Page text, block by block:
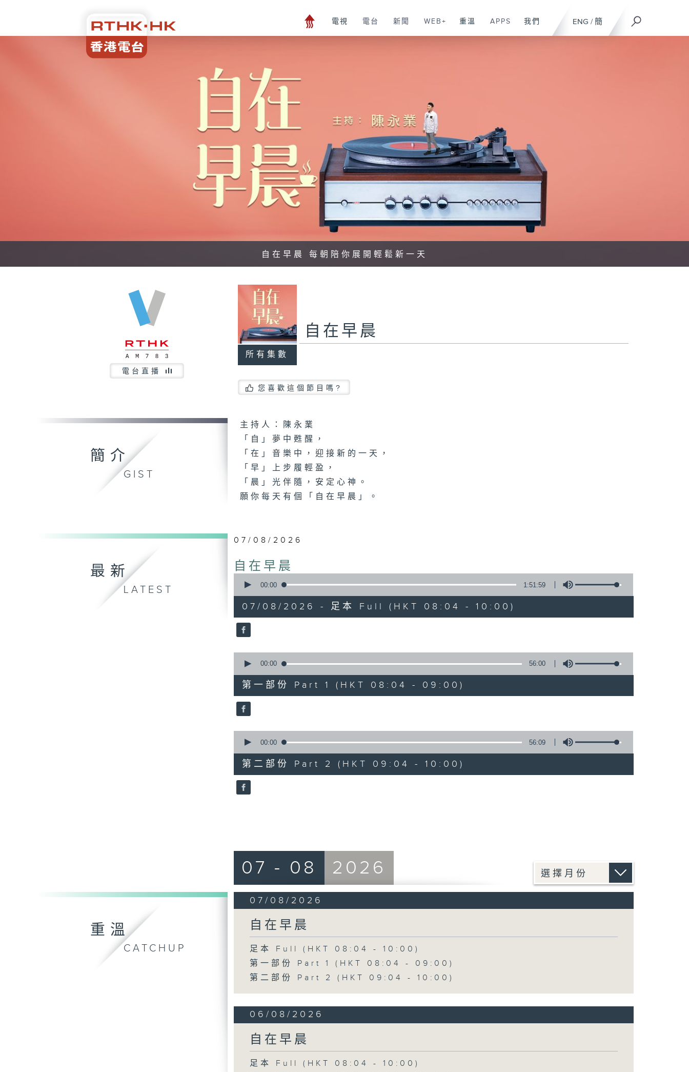
ENG / 簡
電視 電台 新聞 WEB+ 重溫 APPS 我們
自在早晨 每朝陪你展開輕鬆新一天
電台直播
所有集數
自在早晨
您喜歡這個節目嗎?
簡介
GIST
主持人：陳永業
「自」夢中甦醒，
「在」音樂中，迎接新的一天，
「早」上步履輕盈，
「晨」光伴隨，安定心神。
願你每天有個「自在早晨」。
最新
LATEST
07/08/2026
自在早晨
seconds
hour,
51
minutes,
59
90%
00:00 1:51:59
07/08/2026 - 足本 Full (HKT 08:04 - 10:00)
seconds
56
minutes,
0
seconds
90%
00:00 56:00
第一部份 Part 1 (HKT 08:04 - 09:00)
seconds
56
minutes,
9
seconds
90%
00:00 56:09
第二部份 Part 2 (HKT 09:04 - 10:00)
重溫
CATCHUP
07 - 08 2026
07/08/2026
自在早晨
足本 Full (HKT 08:04 - 10:00)
第一部份 Part 1 (HKT 08:04 - 09:00)
第二部份 Part 2 (HKT 09:04 - 10:00)
06/08/2026
自在早晨
足本 Full (HKT 08:04 - 10:00)